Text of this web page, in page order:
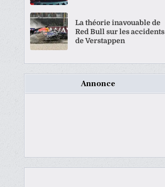
La théorie inavouable de
Red Bull sur les accidents
de Verstappen
Annonce